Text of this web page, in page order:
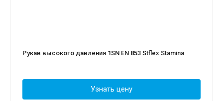
Рукав высокого давления 1SN EN 853 Stflex Stamina
Узнать цену